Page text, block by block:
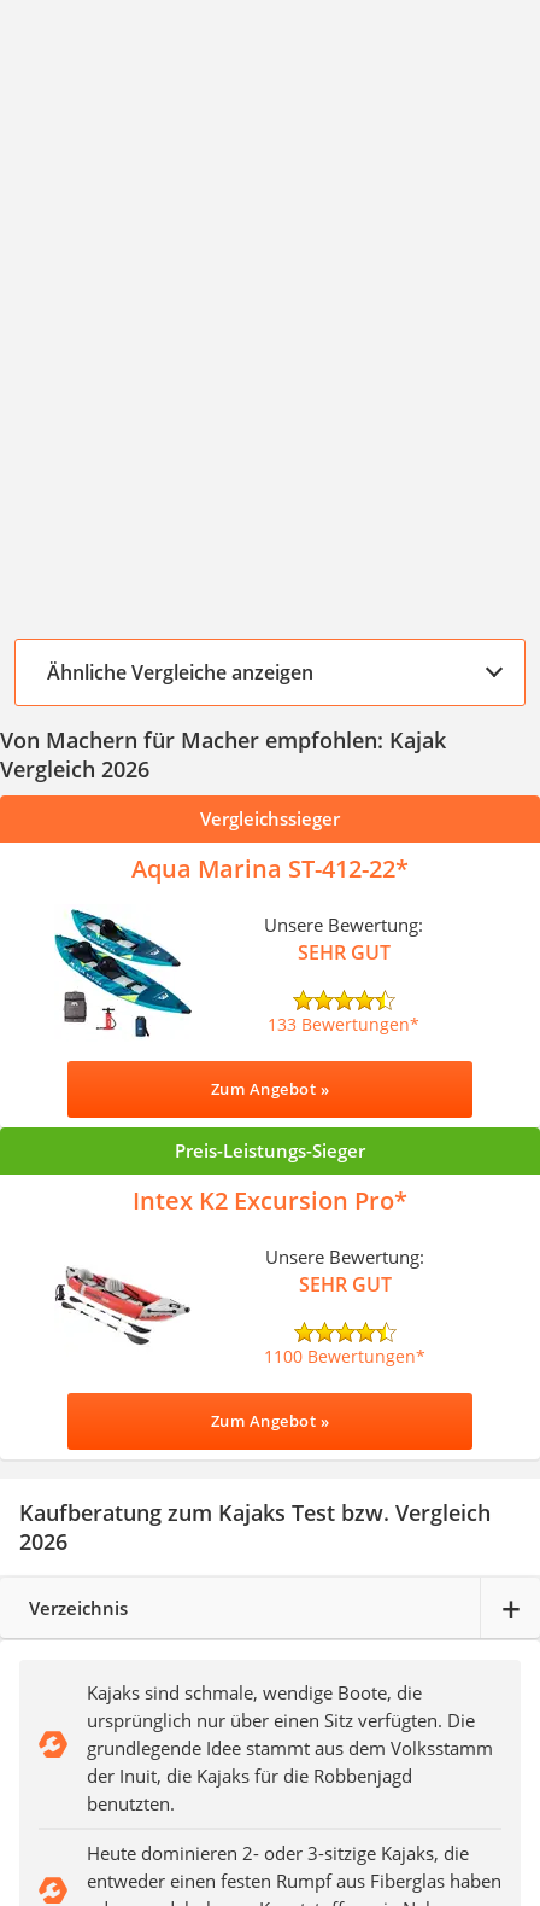
Ähnliche Vergleiche anzeigen
Von Machern für Macher empfohlen: Kajak
Vergleich 2026
Vergleichssieger
Aqua Marina ST-412-22
Unsere Bewertung:
SEHR GUT
133 Bewertungen
Zum Angebot »
Preis-Leistungs-Sieger
Intex K2 Excursion Pro
Unsere Bewertung:
SEHR GUT
1100 Bewertungen
Zum Angebot »
Kaufberatung zum Kajaks Test bzw. Vergleich
2026
Verzeichnis
Kajaks sind schmale, wendige Boote, die
ursprünglich nur über einen Sitz verfügten. Die
grundlegende Idee stammt aus dem Volksstamm
der Inuit, die Kajaks für die Robbenjagd
benutzten.
Heute dominieren 2- oder 3-sitzige Kajaks, die
entweder einen festen Rumpf aus Fiberglas haben